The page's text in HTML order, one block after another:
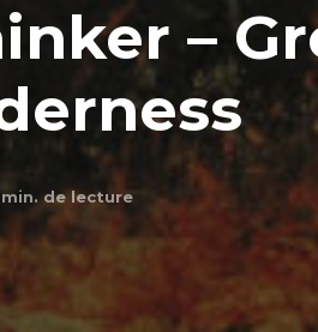
–
min. de lecture